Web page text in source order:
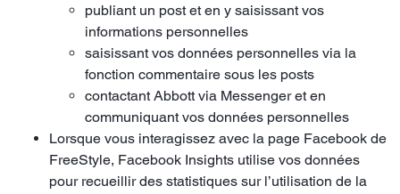
publiant un post et en y saisissant vos
informations personnelles
saisissant vos données personnelles via la
fonction commentaire sous les posts
contactant Abbott via Messenger et en
communiquant vos données personnelles
Lorsque vous interagissez avec la page Facebook de
FreeStyle, Facebook Insights utilise vos données
pour recueillir des statistiques sur l’utilisation de la